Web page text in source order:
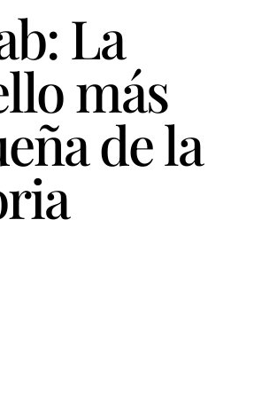
La
más
de la